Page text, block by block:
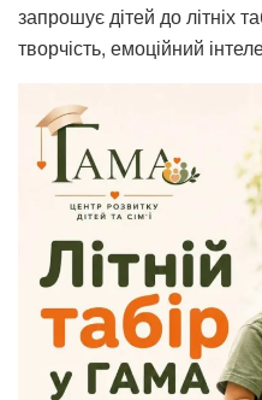
запрошує дітей до літніх
творчість, емоційний